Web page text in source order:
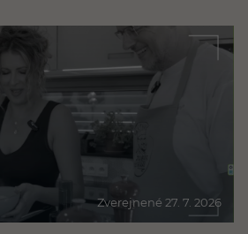
Zverejnené 27. 7. 2026